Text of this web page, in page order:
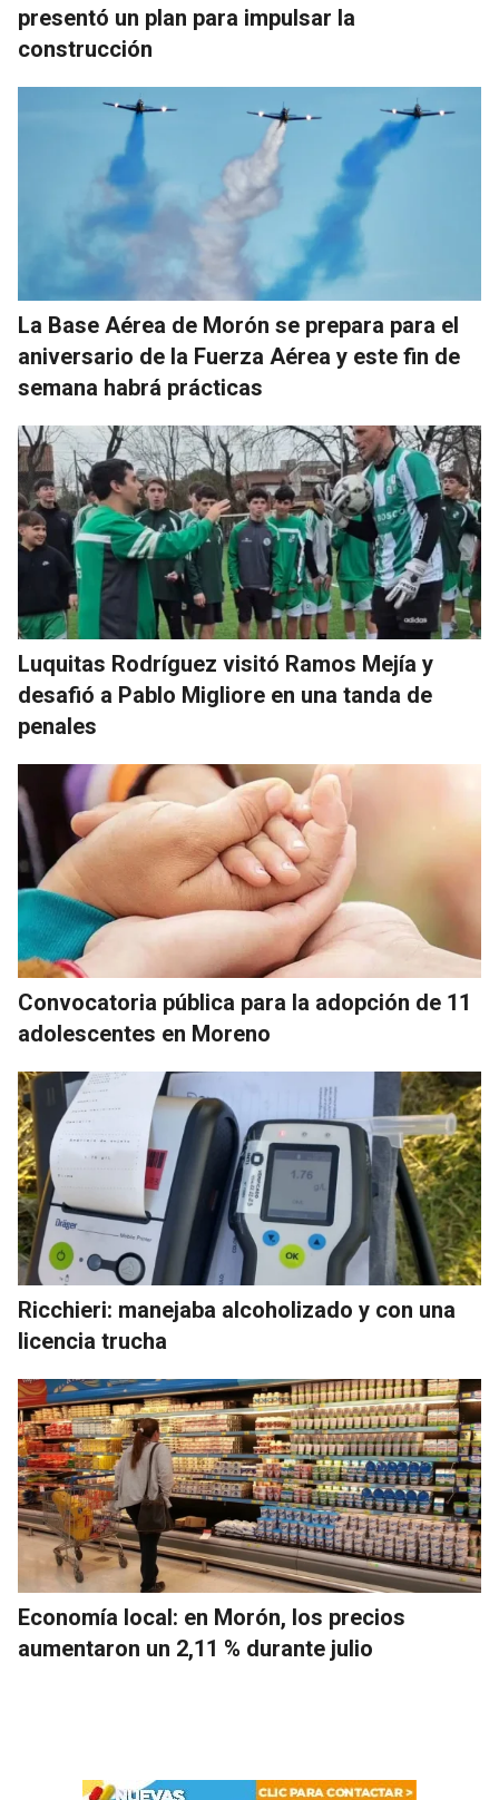
presentó un plan para impulsar la
construcción
La Base Aérea de Morón se prepara para el
aniversario de la Fuerza Aérea y este fin de
semana habrá prácticas
Luquitas Rodríguez visitó Ramos Mejía y
desafió a Pablo Migliore en una tanda de
penales
Convocatoria pública para la adopción de 11
adolescentes en Moreno
Ricchieri: manejaba alcoholizado y con una
licencia trucha
Economía local: en Morón, los precios
aumentaron un 2,11 % durante julio